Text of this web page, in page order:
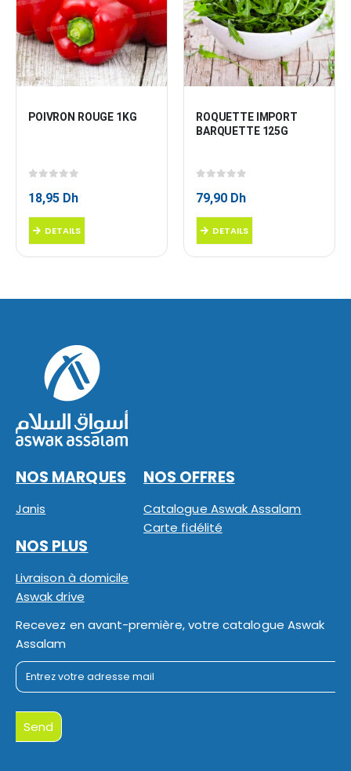
POIVRON ROUGE 1KG
18,95 Dh
DETAILS
ROQUETTE IMPORT
BARQUETTE 125G
79,90 Dh
DETAILS
NOS MARQUES
Janis
NOS OFFRES
Catalogue Aswak Assalam
Carte fidélité
NOS PLUS
Livraison à domicile
Aswak drive
Recevez en avant-première, votre catalogue Aswak
Assalam